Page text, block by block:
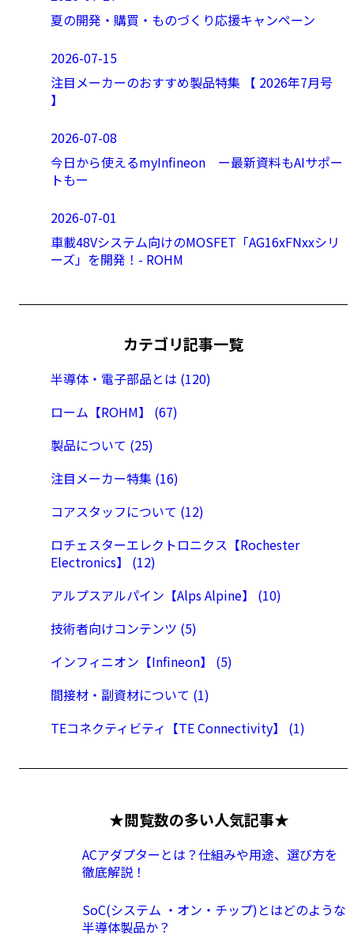
夏の開発・購買・ものづくり応援キャンペーン
2026-07-15
注目メーカーのおすすめ製品特集 【 2026年7月号
】
2026-07-08
今日から使えるmyInfineon ー最新資料もAIサポー
トもー
2026-07-01
車載48Vシステム向けのMOSFET「AG16xFNxxシリ
ーズ」を開発！- ROHM
カテゴリ記事一覧
半導体・電子部品とは (120)
ローム【ROHM】 (67)
製品について (25)
注目メーカー特集 (16)
コアスタッフについて (12)
ロチェスターエレクトロニクス【Rochester
Electronics】 (12)
アルプスアルパイン【Alps Alpine】 (10)
技術者向けコンテンツ (5)
インフィニオン【Infineon】 (5)
間接材・副資材について (1)
TEコネクティビティ【TE Connectivity】 (1)
★閲覧数の多い人気記事★
ACアダプターとは？仕組みや用途、選び方を
徹底解説！
SoC(システム ・オン・チップ)とはどのような
半導体製品か？